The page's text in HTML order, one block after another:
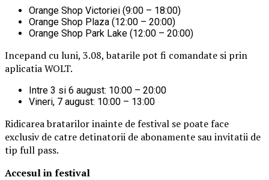
Orange Shop Victoriei (9:00 – 18:00)
Orange Shop Plaza (12:00 – 20:00)
Orange Shop Park Lake (12:00 – 20:00)
Incepand cu luni, 3.08, batarile pot fi comandate si prin
aplicatia WOLT.
Intre 3 si 6 august: 10:00 – 20:00
Vineri, 7 august: 10:00 – 13:00
Ridicarea bratarilor inainte de festival se poate face
exclusiv de catre detinatorii de abonamente sau invitatii de
tip full pass.
Accesul in festival